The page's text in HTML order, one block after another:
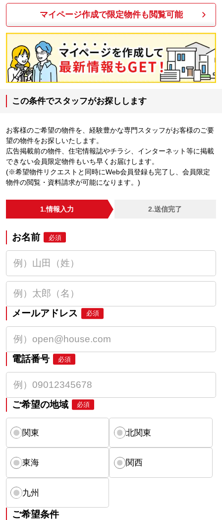
マイページ作成で限定物件も閲覧可能
この条件でスタッフがお探しします
お客様のご希望の物件を、経験豊かな専門スタッフがお客様のご要
望の物件をお探しいたします。
広告掲載前の物件、住宅情報誌やチラシ、インターネット等に掲載
できない会員限定物件もいち早くお届けします。
(※希望物件リクエストと同時にWeb会員登録も完了し、会員限定
物件の閲覧・資料請求が可能になります。)
1.情報入力 2.送信完了
お名前 必須
メールアドレス 必須
電話番号 必須
ご希望の地域 必須
関東 北関東
東海 関西
九州
ご希望条件